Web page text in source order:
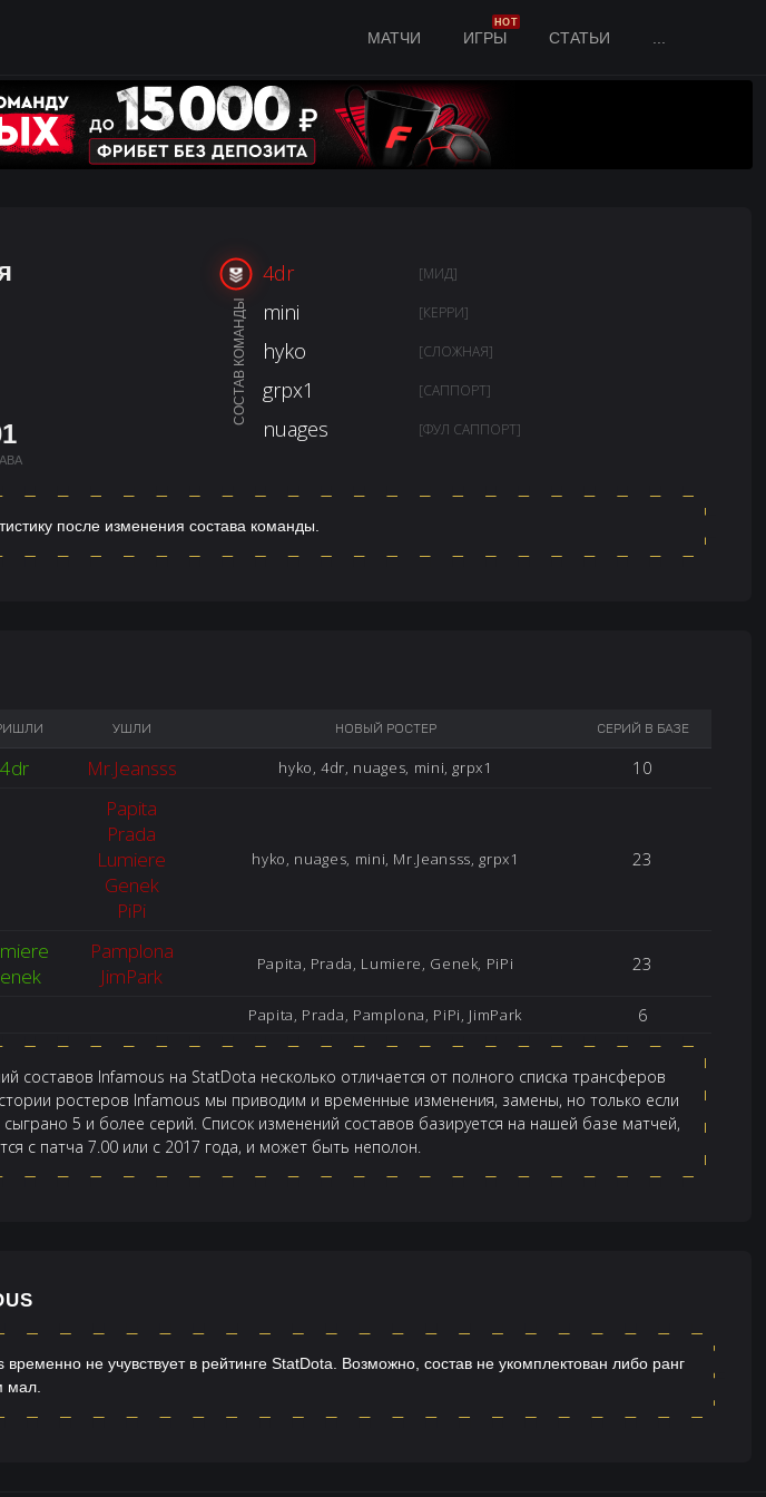
МАТЧИ ИГРЫ
HOT
СТАТЬИ
СОСТАВ КОМАНДЫ
4dr [МИД]
mini [КЕРРИ]
hyko [СЛОЖНАЯ]
grpx1 [САППОРТ]
nuages [ФУЛ САППОРТ]
после изменения состава команды.
УШЛИ НОВЫЙ РОСТЕР СЕРИЙ В БАЗЕ
4dr Mr.Jeansss hyko, 4dr, nuages, mini, grpx1 10
Papita
Prada
Lumiere
Genek
PiPi
hyko, nuages, mini, Mr.Jeansss, grpx1 23
Pamplona
JimPark
Papita, Prada, Lumiere, Genek, PiPi 23
Papita, Prada, Pamplona, PiPi, JimPark 6
составов Infamous на StatDota несколько отличается от полного списка трансферов
ростеров Infamous мы приводим и временные изменения, замены, но только если
5 и более серий. Список изменений составов базируется на нашей базе матчей,
с патча 7.00 или с 2017 года, и может быть неполон.
не учувствует в рейтинге StatDota. Возможно, состав не укомплектован либо ранг
мал.